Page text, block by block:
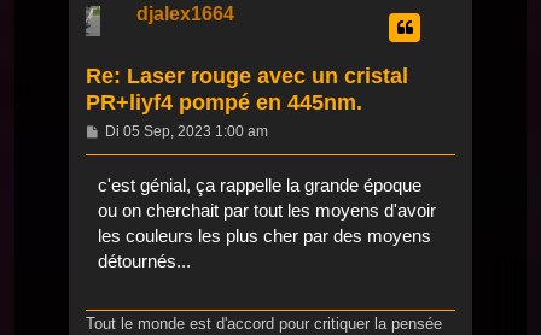
djalex1664
Re: Laser rouge avec un cristal
PR+liyf4 pompé en 445nm.
Beitrag
Di 05 Sep, 2023 1:00 am
c'est génial, ça rappelle la grande époque
ou on cherchait par tout les moyens d'avoir
les couleurs les plus cher par des moyens
détournés...
Tout le monde est d'accord pour critiquer la pensée